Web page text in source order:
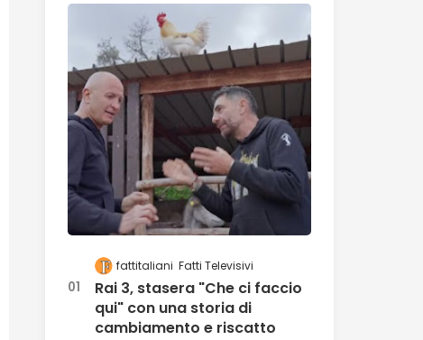
fattitaliani Fatti Televisivi
Rai 3, stasera "Che ci faccio
qui" con una storia di
cambiamento e riscatto